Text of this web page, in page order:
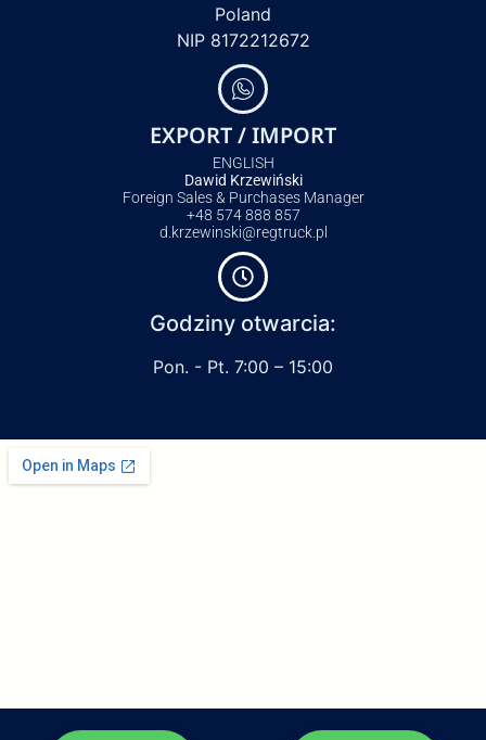
Poland
NIP 8172212672
EXPORT / IMPORT
ENGLISH
Dawid Krzewiński
Foreign Sales & Purchases Manager
+48 574 888 857
d.krzewinski@regtruck.pl
Godziny otwarcia:
Pon. - Pt. 7:00 – 15:00